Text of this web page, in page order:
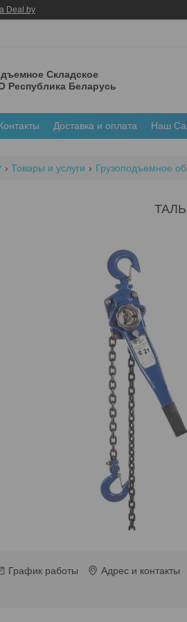
Deal.by
Складское
Республика Беларусь
Доставка и оплата Наш
Товары и услуги Грузоподъемное
График работы Адрес и контакты